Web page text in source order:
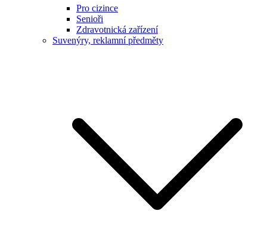
Pro cizince
Senioři
Zdravotnická zařízení
Suvenýry, reklamní předměty